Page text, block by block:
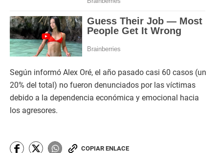
Según informó Alex Oré, el año pasado casi 60 casos (un
20% del total) no fueron denunciados por las víctimas
debido a la dependencia económica y emocional hacia
los agresores.
COPIAR ENLACE